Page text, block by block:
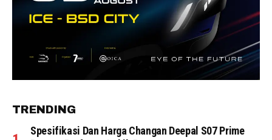
TRENDING
Spesifikasi Dan Harga Changan Deepal S07 Prime